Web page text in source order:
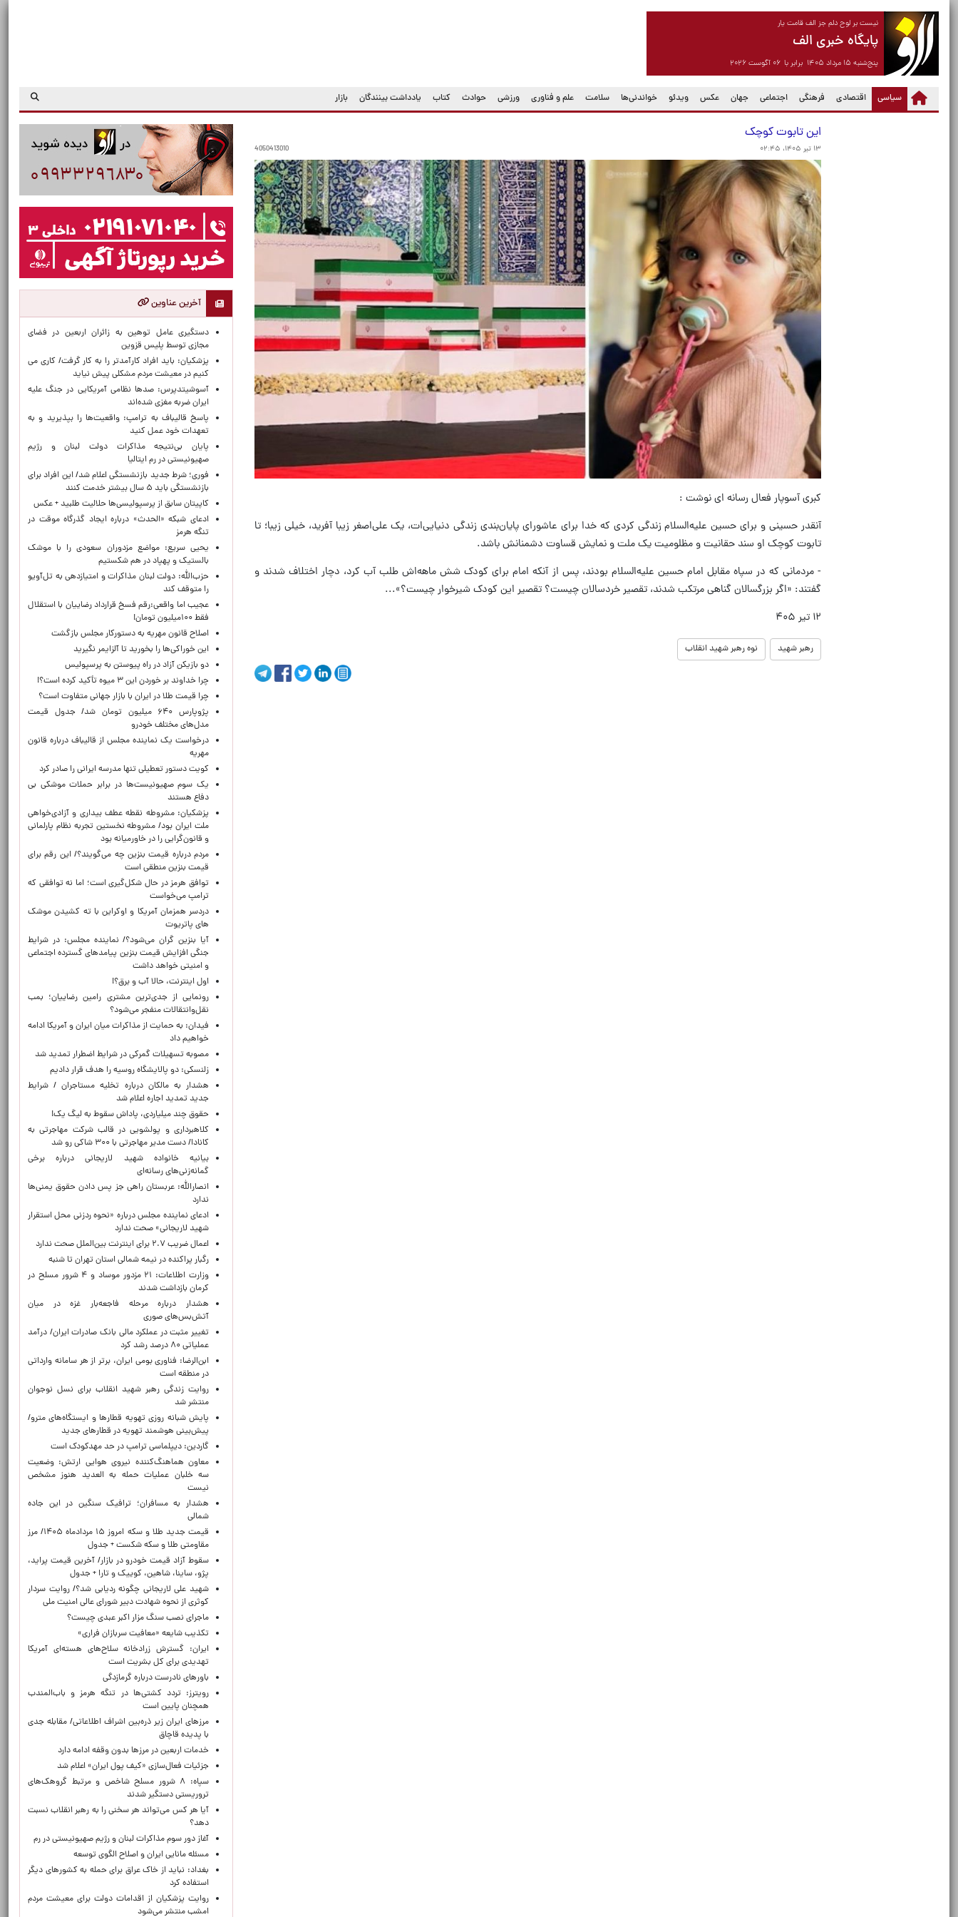
نیست بر لوح دلم جز الف قامت یار
پایگاه خبری الف
پنج‌شنبه ۱۵ مرداد ۱۴۰۵ برابر با ۰۶ آگوست ۲۰۲۶
سیاسی
(current) اقتصادی فرهنگی اجتماعی جهان عکس ویدئو خواندنی‌ها سلامت علم و فناوری ورزشی حوادث کتاب یادداشت بینندگان بازار
این تابوت کوچک
۱۳ تیر ۱۴۰۵، ۰۲:۴۵ 4050413010
کبری آسوپار فعال رسانه ای نوشت :
آنقدر حسینی و برای حسین علیه‌السلام زندگی کردی که خدا برای عاشورای پایان‌بندی زندگی دنیایی‌ات، یک علی‌اصغر زیبا آفرید، خیلی زیبا؛ تا
تابوت کوچک او سند حقانیت و مظلومیت یک ملت و نمایش قساوت دشمنانش باشد.
- مردمانی که در سپاه مقابل امام حسین علیه‌السلام بودند، پس از آنکه امام برای کودک شش ماهه‌اش طلب آب کرد، دچار اختلاف شدند و
گفتند: «اگر بزرگسالان گناهی مرتکب شدند، تقصیر خردسالان چیست؟ تقصیر این کودک شیرخوار چیست؟»...
۱۲ تیر ۴۰۵
رهبر شهید نوه رهبر شهید انقلاب
آخرین عناوین
دستگیری عامل توهین به زائران اربعین در فضای
مجازی توسط پلیس قزوین
پزشکیان: باید افراد کارآمدتر را به کار گرفت/ کاری می
کنیم در معیشت مردم مشکلی پیش نیاید
آسوشیتدپرس: صدها نظامی آمریکایی در جنگ علیه
ایران ضربه مغزی شده‌اند
پاسخ قالیباف به ترامپ: واقعیت‌ها را بپذیرید و به
تعهدات خود عمل کنید
پایان بی‌نتیجه مذاکرات دولت لبنان و رژیم
صهیونیستی در رم ایتالیا
فوری؛ شرط جدید بازنشستگی اعلام شد/ این افراد برای
بازنشستگی باید ۵ سال بیشتر خدمت کنند
کاپیتان سابق از پرسپولیسی‌ها حلالیت طلبید + عکس
ادعای شبکه «الحدث» درباره ایجاد گذرگاه موقت در
تنگه هرمز
یحیی سریع: مواضع مزدوران سعودی را با موشک
بالستیک و پهپاد در هم شکستیم
حزب‌الله: دولت لبنان مذاکرات و امتیازدهی به تل‌آویو
را متوقف کند
عجیب اما واقعی:رقم فسخ قرارداد رضاییان با استقلال
فقط ۱۰۰میلیون تومان!
اصلاح قانون مهریه به دستورکار مجلس بازگشت
این خوراکی‌ها را بخورید تا آلزایمر نگیرید
دو بازیکن آزاد در راه پیوستن به پرسپولیس
چرا خداوند بر خوردن این ۳ میوه تأکید کرده است؟!
چرا قیمت طلا در ایران با بازار جهانی متفاوت است؟
پژوپارس ۶۴۰ میلیون تومان شد/ جدول قیمت
مدل‌های مختلف خودرو
درخواست یک نماینده مجلس از قالیباف درباره قانون
مهریه
کویت دستور تعطیلی تنها مدرسه ایرانی را صادر کرد
یک‌ سوم صهیونیست‌ها در برابر حملات موشکی بی
دفاع هستند
پزشکیان: مشروطه نقطه عطف بیداری و آزادی‌خواهی
ملت ایران بود/ مشروطه نخستین تجربه نظام پارلمانی
و قانون‌گرایی را در خاورمیانه بود
مردم درباره قیمت بنزین چه می‌گویند؟/ این رقم برای
قیمت بنزین منطقی است
توافق هرمز در حال شکل‌گیری است؛ اما نه توافقی که
ترامپ می‌خواست
دردسر همزمان آمریکا و اوکراین با ته کشیدن موشک
های پاتریوت
آیا بنزین گران می‌شود؟/ نماینده مجلس: در شرایط
جنگی افزایش قیمت بنزین پیامدهای گسترده اجتماعی
و امنیتی خواهد داشت
اول اینترنت، حالا آب و برق؟!
رونمایی از جدی‌ترین مشتری رامین رضاییان؛ بمب
نقل‌وانتقالات منفجر می‌شود؟
فیدان: به حمایت از مذاکرات میان ایران و آمریکا ادامه
خواهیم داد
مصوبه تسهیلات گمرکی در شرایط اضطرار تمدید شد
زلنسکی: دو پالایشگاه روسیه را هدف قرار دادیم
هشدار به مالکان درباره تخلیه مستاجران / شرایط
جدید تمدید اجاره اعلام شد
حقوق چند میلیاردی، پاداش سقوط به لیگ یک!
کلاهبرداری و پولشویی در قالب شرکت مهاجرتی به
کانادا/ دست مدیر مهاجرتی با ۳۰۰ شاکی رو شد
بیانیه خانواده شهید لاریجانی درباره برخی
گمانه‌زنی‌های رسانه‌ای
انصارالله: عربستان راهی جز پس دادن حقوق یمنی‌ها
ندارد
ادعای نماینده مجلس درباره «نحوه ردزنی محل استقرار
شهید لاریجانی» صحت ندارد
اعمال ضریب ۲.۷ برای اینترنت بین‌الملل صحت ندارد
رگبار پراکنده در نیمه شمالی استان تهران تا شنبه
وزارت اطلاعات: ۲۱ مزدور موساد و ۴ شرور مسلح در
کرمان بازداشت شدند
هشدار درباره مرحله فاجعه‌بار غزه در میان
آتش‌بس‌های صوری
تغییر مثبت در عملکرد مالی بانک صادرات ایران/ درآمد
عملیاتی ۸۰ درصد رشد کرد
ابن‌الرضا: فناوری بومی ایران، برتر از هر سامانه وارداتی
در منطقه است
روایت زندگی رهبر شهید انقلاب برای نسل نوجوان
منتشر شد
پایش شبانه روزی تهویه قطارها و ایستگاه‌های مترو/
پیش‌بینی هوشمند تهویه در قطارهای جدید
گاردین: دیپلماسی ترامپ در حد مهدکودک است
معاون هماهنگ‌کننده نیروی هوایی ارتش: وضعیت
سه خلبان عملیات حمله به العدید هنوز مشخص
نیست
هشدار به مسافران؛ ترافیک سنگین در این جاده
شمالی
قیمت جدید طلا و سکه امروز ۱۵ مردادماه ۱۴۰۵/ مرز
مقاومتی طلا و سکه شکست + جدول
سقوط آزاد قیمت خودرو در بازار/ آخرین قیمت پراید،
پژو، ساینا، شاهین، کوییک و تارا + جدول
شهید علی لاریجانی چگونه ردیابی شد؟/ روایت سردار
کوثری از نحوه شهادت دبیر شورای عالی امنیت ملی
ماجرای نصب سنگ مزار اکبر عبدی چیست؟
تکذیب شایعه «معافیت سربازان فراری»
ایران: گسترش زرادخانه سلاح‌های هسته‌ای آمریکا
تهدیدی برای کل بشریت است
باورهای نادرست درباره گرمازدگی
رویترز: تردد کشتی‌ها در تنگه هرمز و باب‌المندب
همچنان پایین است
مرزهای ایران زیر ذره‌بین اشراف اطلاعاتی/ مقابله جدی
با پدیده قاچاق
خدمات اربعین در مرزها بدون وقفه ادامه دارد
جزئیات فعال‌سازی «کیف پول ایران» اعلام شد
سپاه: ۸ شرور مسلح شاخص و مرتبط گروهک‌های
تروریستی دستگیر شدند
آیا هر کس می‌تواند هر سخنی را به رهبر انقلاب نسبت
دهد؟
آغاز دور سوم مذاکرات لبنان و رژیم صهیونیستی در رم
مسئله مانایی ایران و اصلاح الگوی توسعه
بغداد: نباید از خاک عراق برای حمله به کشورهای دیگر
استفاده کرد
روایت پزشکیان از اقدامات دولت برای معیشت مردم
امشب منتشر می‌شود